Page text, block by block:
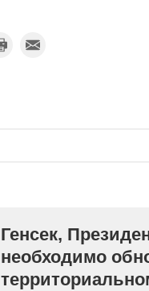
Генсек,
необходимо